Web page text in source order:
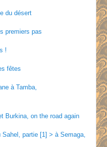
du désert
premiers pas
!
fêtes
à Tamba,
Burkina, on the road again
Sahel, partie [1] > à Semaga,